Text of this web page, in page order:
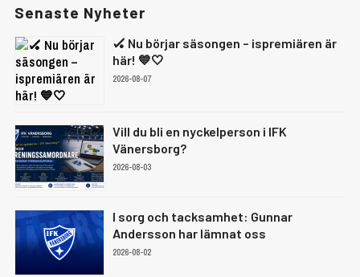
Senaste Nyheter
🏑 Nu börjar säsongen – ispremiären är
här! 💙🤍
2026-08-07
Vill du bli en nyckelperson i IFK
Vänersborg?
2026-08-03
I sorg och tacksamhet: Gunnar
Andersson har lämnat oss
2026-08-02